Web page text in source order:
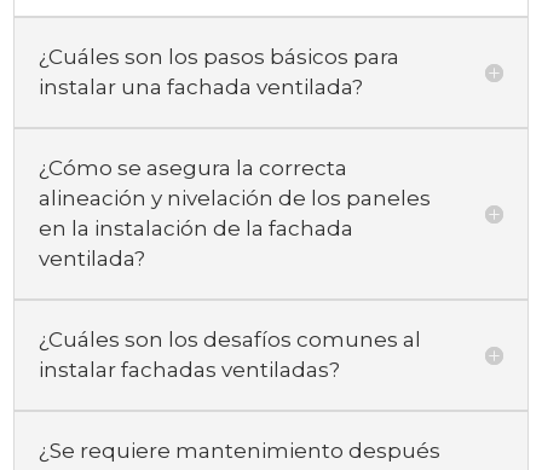
¿Cuáles son los pasos básicos para
instalar una fachada ventilada?
¿Cómo se asegura la correcta
alineación y nivelación de los paneles
en la instalación de la fachada
ventilada?
¿Cuáles son los desafíos comunes al
instalar fachadas ventiladas?
¿Se requiere mantenimiento después